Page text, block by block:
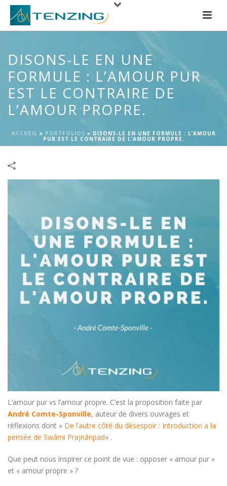
DISONS-LE EN UNE
FORMULE : L’AMOUR PUR
EST LE CONTRAIRE DE
L’AMOUR PROPRE.
ACCUEIL » PORTFOLIOS » DISONS-LE EN UNE FORMULE : L’AMOUR
PUR EST LE CONTRAIRE DE L’AMOUR PROPRE.
L’amour pur vs l’amour propre. C’est la proposition faite par
André Comte-Sponville, auteur de divers ouvrages et
réflexions dont « De l’autre côté du désespoir : Introduction a la
pensée de Swâmi Prajnânpad« .
Que peut nous inspirer ce point de vue : opposer « amour pur »
et « amour propre » ?